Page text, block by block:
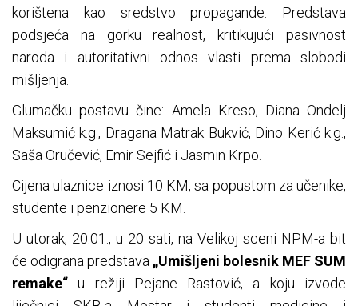
korištena kao sredstvo propagande. Predstava
podsjeća na gorku realnost, kritikujući pasivnost
naroda i autoritativni odnos vlasti prema slobodi
mišljenja.
Glumačku postavu čine: Amela Kreso, Diana Ondelj
Maksumić k.g., Dragana Matrak Bukvić, Dino Kerić k.g.,
Saša Oručević, Emir Sejfić i Jasmin Krpo.
Cijena ulaznice iznosi 10 KM, sa popustom za učenike,
studente i penzionere 5 KM.
U utorak, 20.01., u 20 sati, na Velikoj sceni NPM-a bit
će odigrana predstava „Umišljeni bolesnik MEF SUM
remake“ u režiji Pejane Rastović, a koju izvode